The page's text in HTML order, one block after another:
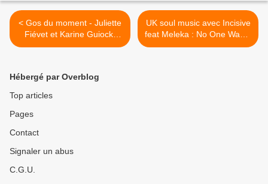
< Gos du moment - Juliette
Fiévet et Karine Guiock,
back from le Rallye des
UK soul music avec Incisive
feat Meleka : No One Wants
To Be Alone >
Hébergé par Overblog
Top articles
Pages
Contact
Signaler un abus
C.G.U.